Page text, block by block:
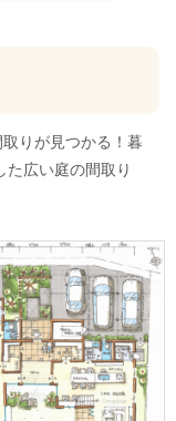
りが見つかる！暮
た広い庭の間取り